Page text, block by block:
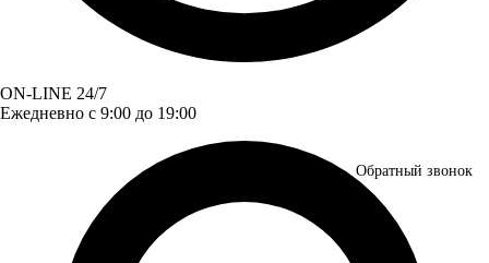
ON-LINE 24/7
Ежедневно с 9:00 до 19:00
Обратный звонок